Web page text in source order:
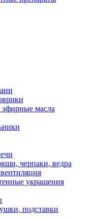
масла
черпаки, ведра
украшения
подставки